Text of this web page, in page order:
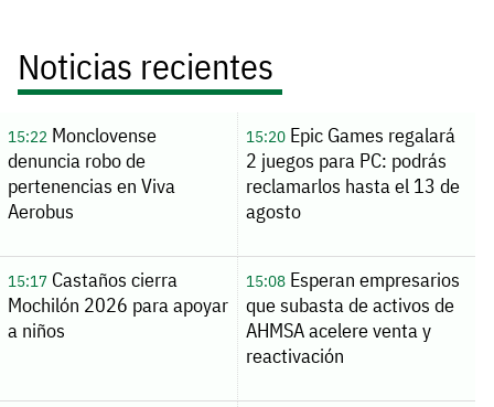
Noticias recientes
15:22Monclovense
denuncia robo de
pertenencias en Viva
Aerobus
15:20Epic Games regalará
2 juegos para PC: podrás
reclamarlos hasta el 13 de
agosto
15:17Castaños cierra
Mochilón 2026 para apoyar
a niños
15:08Esperan empresarios
que subasta de activos de
AHMSA acelere venta y
reactivación